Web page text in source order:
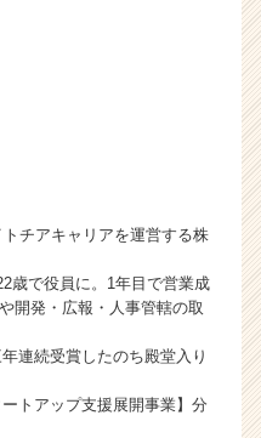
チアキャリアを運営する株
歳で役員に。1年目で営業成
開発・広報・人事管轄の取
連続受賞したのち殿堂入り
トアップ支援展開事業】分